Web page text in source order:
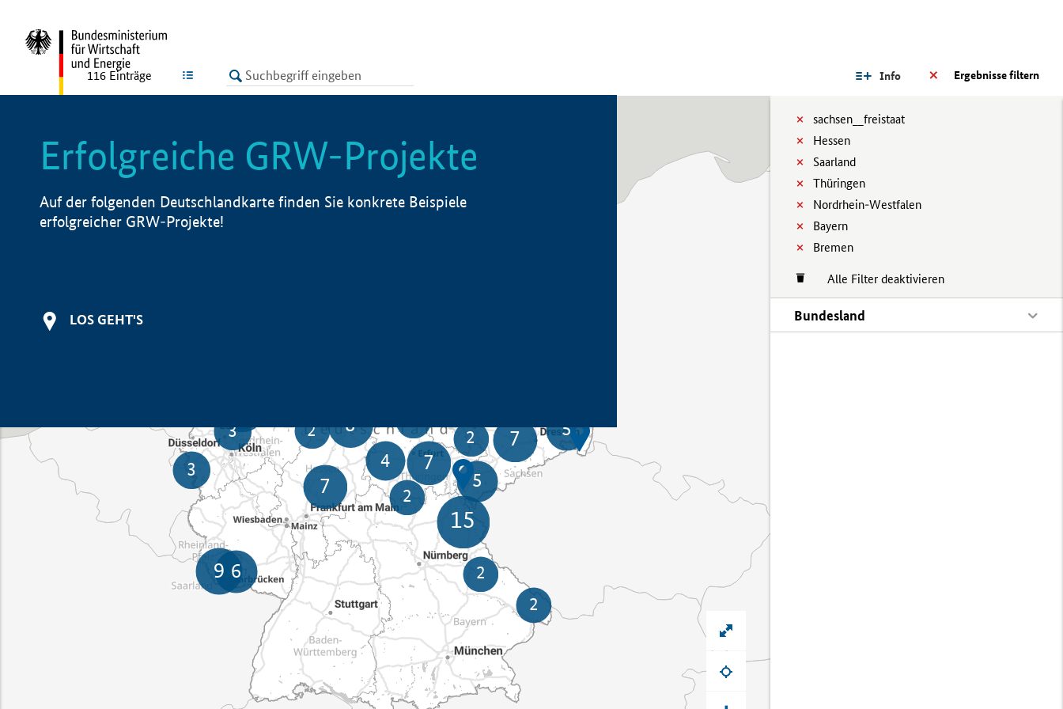
LISTE Ergebnisse filtern
Info
sachsen__freistaat
Hessen
Saarland
Thüringen
Nordrhein-Westfalen
Bayern
Bremen
Alle Filter deaktivieren
Bundesland
116 Einträge
Erfolgreiche GRW-Projekte
Auf der folgenden Deutschlandkarte finden Sie konkrete Beispiele
erfolgreicher GRW-Projekte!
LOS GEHT'S